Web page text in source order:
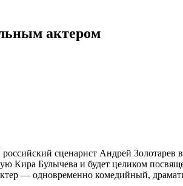
актером
сценарист Андрей Золотарев
Булычева и будет целиком
— одновременно комедийный,